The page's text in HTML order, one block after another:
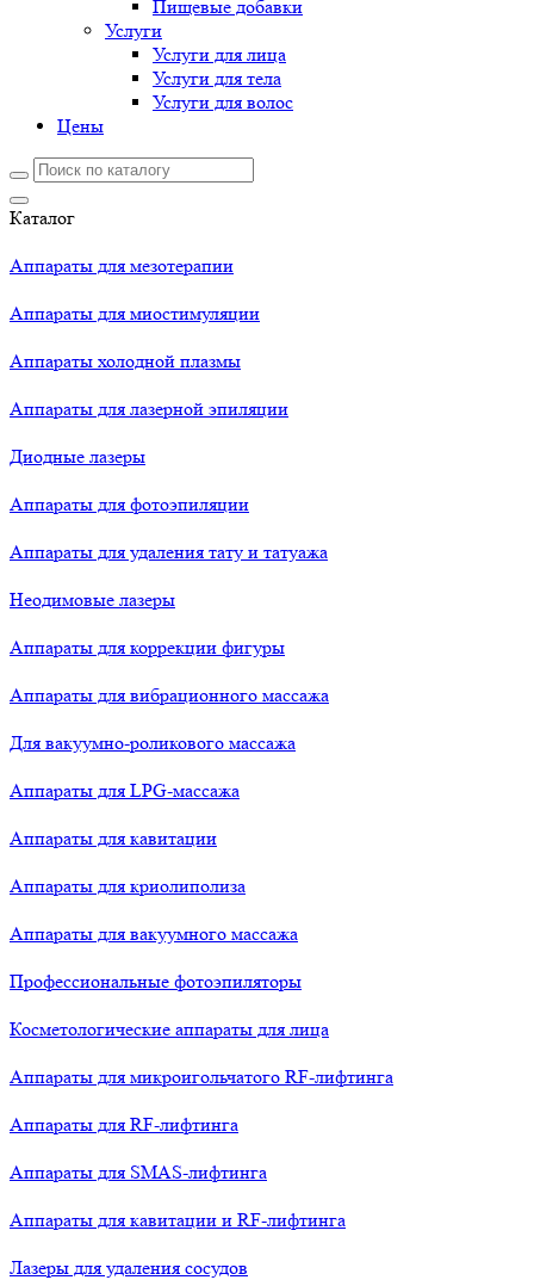
Пищевые добавки
Услуги
Услуги для лица
Услуги для тела
Услуги для волос
Цены
Каталог
Аппараты для мезотерапии
Аппараты для миостимуляции
Аппараты холодной плазмы
Аппараты для лазерной эпиляции
Диодные лазеры
Аппараты для фотоэпиляции
Аппараты для удаления тату и татуажа
Неодимовые лазеры
Аппараты для коррекции фигуры
Аппараты для вибрационного массажа
Для вакуумно-роликового массажа
Аппараты для LPG-массажа
Аппараты для кавитации
Аппараты для криолиполиза
Аппараты для вакуумного массажа
Профессиональные фотоэпиляторы
Косметологические аппараты для лица
Аппараты для микроигольчатого RF-лифтинга
Аппараты для RF-лифтинга
Аппараты для SMAS-лифтинга
Аппараты для кавитации и RF-лифтинга
Лазеры для удаления сосудов